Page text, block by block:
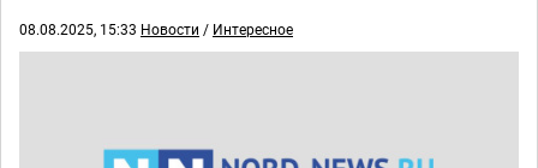
08.08.2025, 15:33 Новости / Интересное